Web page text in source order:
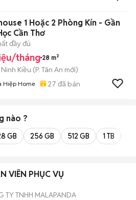
1 Hoặc 2 Phòng Kín - Gần
Cần Thơ
đầy đủ
tháng 28 m²
Kiều (P. Tân An mới)
Hiệp Home 27 đã bán
nào ?
GB 256 GB 512 GB 1 TB
VIÊN PHỤC VỤ
TY TNHH MALAPANDA